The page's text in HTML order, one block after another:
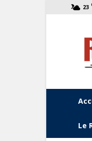
23
Le